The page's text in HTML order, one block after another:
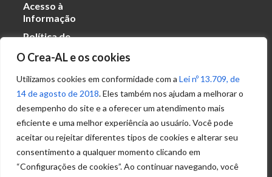
O Crea-AL e os cookies
Utilizamos cookies em conformidade com a Lei nº 13.709, de
14 de agosto de 2018. Eles também nos ajudam a melhorar o
desempenho do site e a oferecer um atendimento mais
eficiente e uma melhor experiência ao usuário. Você pode
aceitar ou rejeitar diferentes tipos de cookies e alterar seu
consentimento a qualquer momento clicando em
“Configurações de cookies”. Ao continuar navegando, você
Acesso à
Informação
Política de
Dados
Ouvidoria
(82) 2123 0864
ouvidoria@crea-al.org.br
Fale Conosco